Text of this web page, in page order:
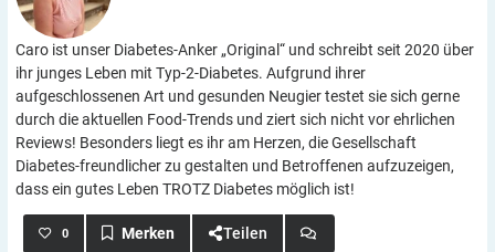
Caro ist unser Diabetes-Anker „Original“ und schreibt seit 2020 über
ihr junges Leben mit Typ-2-Diabetes. Aufgrund ihrer
aufgeschlossenen Art und gesunden Neugier testet sie sich gerne
durch die aktuellen Food-Trends und ziert sich nicht vor ehrlichen
Reviews! Besonders liegt es ihr am Herzen, die Gesellschaft
Diabetes-freundlicher zu gestalten und Betroffenen aufzuzeigen,
dass ein gutes Leben TROTZ Diabetes möglich ist!
0 Teilen